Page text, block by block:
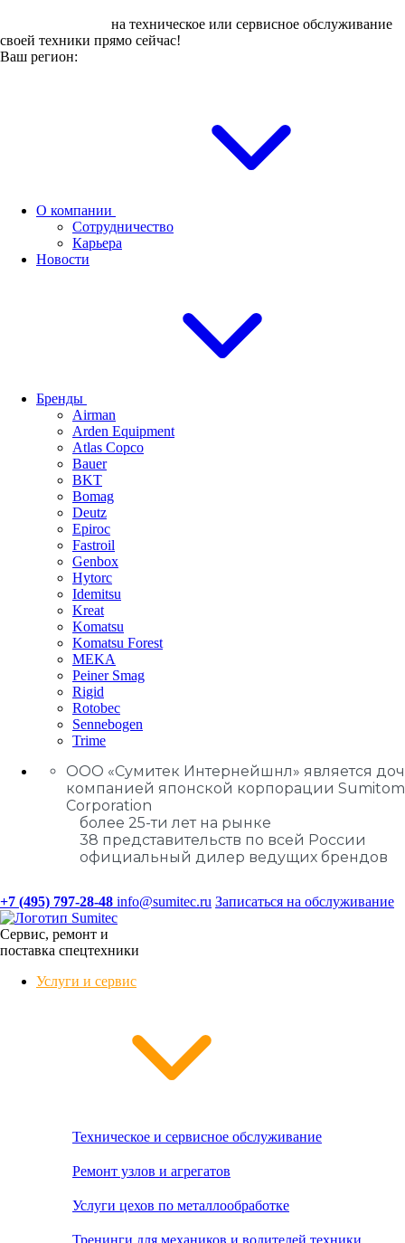
на техническое или сервисное обслуживание
своей техники прямо сейчас!
Ваш регион:
О компании
Сотрудничество
Карьера
Новости
Бренды
Airman
Arden Equipment
Atlas Сopco
Bauer
BKT
Bomag
Deutz
Epiroc
Fastroil
Genbox
Hytorc
Idemitsu
Kreat
Komatsu
Komatsu Forest
MEKA
Peiner Smag
Rigid
Rotobec
Sennebogen
Trime
ООО «Сумитек Интернейшнл» является
компанией японской корпорации
Corporation
более 25-ти лет на рынке
38 представительств по всей России
официальный дилер ведущих брендов
+7 (495) 797-28-48 info@sumitec.ru Записаться на обслуживание
Сервис, ремонт и
поставка спецтехники
Услуги и сервис
Техническое и сервисное обслуживание
Ремонт узлов и агрегатов
Услуги цехов по металлообработке
Тренинги для механиков и водителей техники